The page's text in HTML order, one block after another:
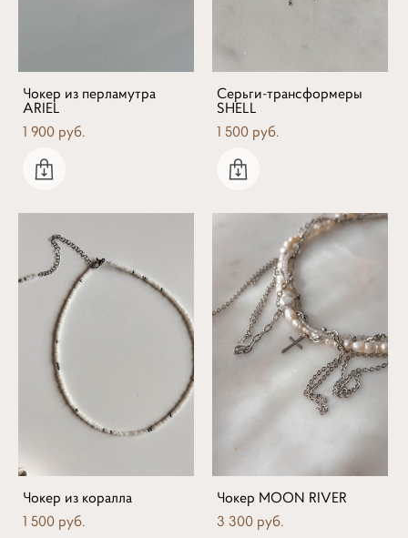
Чокер из перламутра
ARIEL
1 900 pуб.
Серьги-трансформеры
SHELL
1 500 pуб.
Чокер из коралла
1 500 pуб.
Чокер MOON RIVER
3 300 pуб.